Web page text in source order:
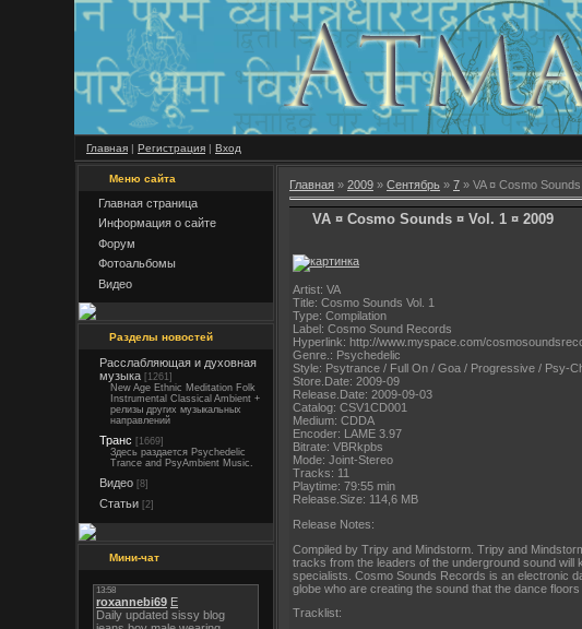
Главная | Регистрация | Вход
Меню сайта
Главная страница
Информация о сайте
Форум
Фотоальбомы
Видео
Разделы новостей
Расслабляющая и духовная
музыка [1261]
New Age Ethnic Meditation Folk
Instrumental Classical Ambient +
релизы других музыкальных
направлений
Транс [1669]
Здесь раздается Psychedelic
Trance and PsyAmbient Music.
Видео [8]
Статьи [2]
Мини-чат
Главная » 2009 » Сентябрь » 7 » VA ¤ Cosmo
VA ¤ Cosmo Sounds ¤ Vol. 1 ¤ 2009
Artist: VA
Title: Cosmo Sounds Vol. 1
Type: Compilation
Label: Cosmo Sound Records
Hyperlink: http://www.myspace.com/
Genre.: Psychedelic
Style: Psytrance / Full On / Goa / Progressive / Psy-
Store.Date: 2009-09
Release.Date: 2009-09-03
Catalog: CSV1CD001
Medium: CDDA
Encoder: LAME 3.97
Bitrate: VBRkpbs
Mode: Joint-Stereo
Tracks: 11
Playtime: 79:55 min
Release.Size: 114,6 MB
Release Notes:
Compiled by Tripy and Mindstorm. Tripy and
tracks from the leaders of the underground sound
specialists. Cosmo Sounds Records is an electronic
globe who are creating the sound that the dance
Tracklist: